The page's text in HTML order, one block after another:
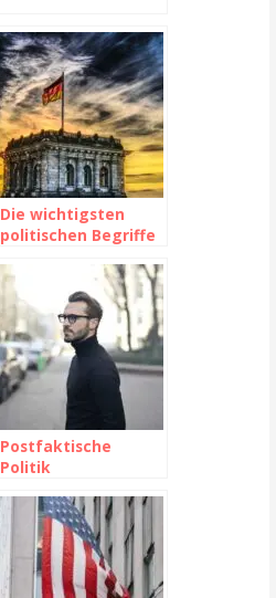
Die wichtigsten
politischen Begriffe
Postfaktische
Politik